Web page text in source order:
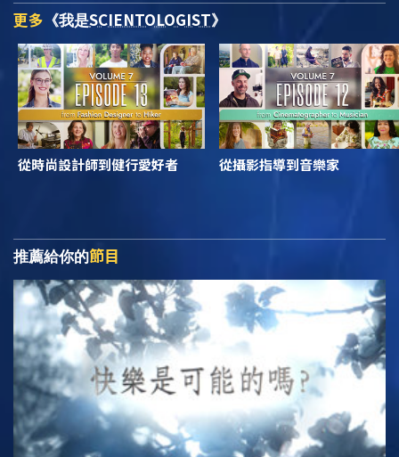
更多 《我是SCIENTOLOGIST》
從時尚設計師到健行愛好者 從攝影指導到音樂家
推薦給你的節目